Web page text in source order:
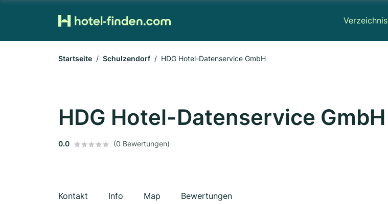
Verzeichnis
Startseite Schulzendorf HDG Hotel-Datenservice GmbH
HDG Hotel-Datenservice GmbH
0.0 (0 Bewertungen)
Kontakt Info Map Bewertungen